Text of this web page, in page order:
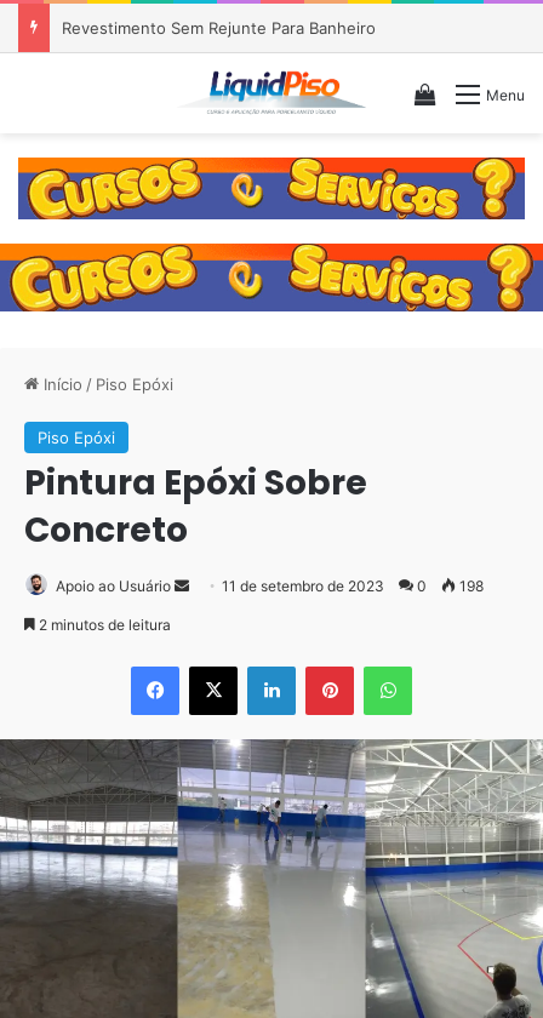
Piso Epóxi em Banheiro Anália Franco SP
Menu
Veja seu
Início / Piso Epóxi
Piso Epóxi
Pintura Epóxi Sobre
Concreto
Apoio ao Usuário
Mande
mail
11 de setembro de 2023 0 198
2 minutos de leitura
Facebook
X LinkedinPinterestWhatsApp